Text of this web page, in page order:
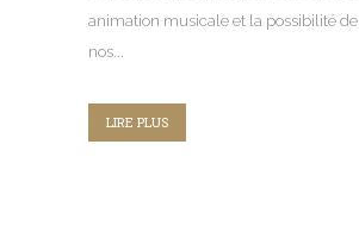
animation musicale et la possibilité
nos...
LIRE PLUS